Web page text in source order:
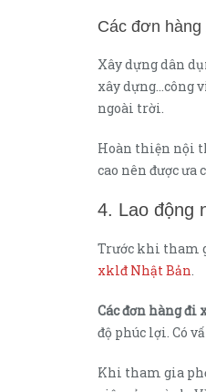
Các đơn
Xây dựng dân
xây dựng…công
ngoài trời.
Hoàn thiện nội
cao nên được ưa
4. Lao động
Trước khi tham
xklđ Nhật Bản.
Các đơn hàng đi
độ phúc lợi. Có
Khi tham gia